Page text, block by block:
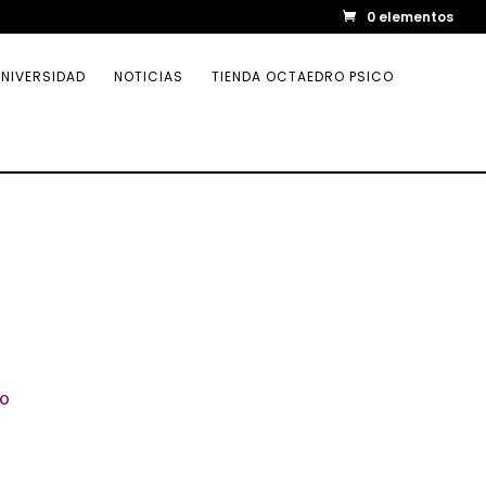
0 elementos
NOTICIAS TIENDA OCTAEDRO PSICO